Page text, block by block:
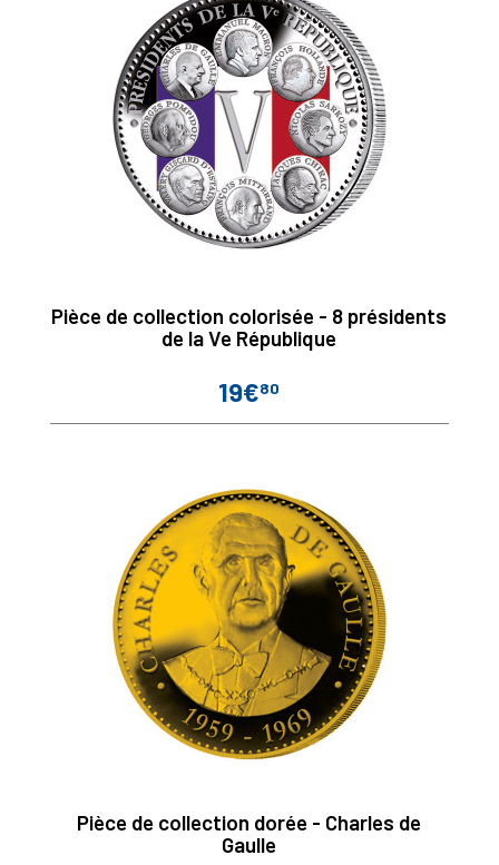
Pièce de collection colorisée - 8 présidents
de la Ve République
Prix
19€80
Pièce de collection dorée - Charles de
Gaulle